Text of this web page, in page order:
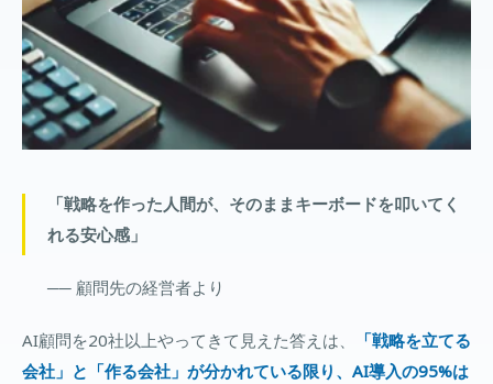
「戦略を作った人間が、そのままキーボードを叩いてく
れる安心感」
── 顧問先の経営者より
AI顧問を20社以上やってきて見えた答えは、
「戦略を立てる
会社」と「作る会社」が分かれている限り、AI導入の95%は